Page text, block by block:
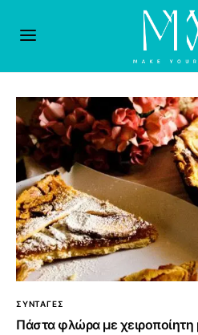
ΣΥΝΤΑΓΕΣ
Πάστα φλώρα με